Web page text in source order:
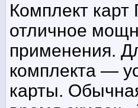
Комплект
отличное
применения.
комплекта —
карты.